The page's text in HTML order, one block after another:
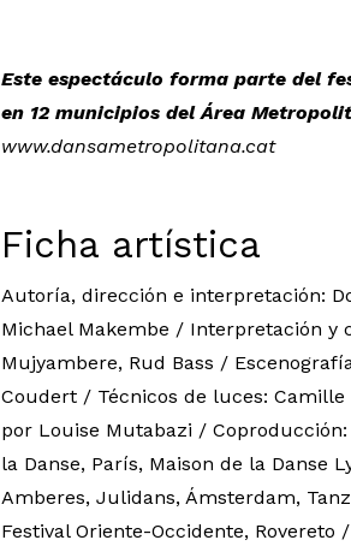
Este espectáculo forma parte del
en 12 municipios del Área
www.dansametropolitana.cat
Ficha artística
Autoría, dirección e interpretación:
Michael Makembe / Interpretación y
Mujyambere, Rud Bass /
Coudert / Técnicos de luces:
por Louise Mutabazi /
la Danse, París, Maison de la Danse
Amberes, Julidans, Ámsterdam,
Festival Oriente-Occidente,